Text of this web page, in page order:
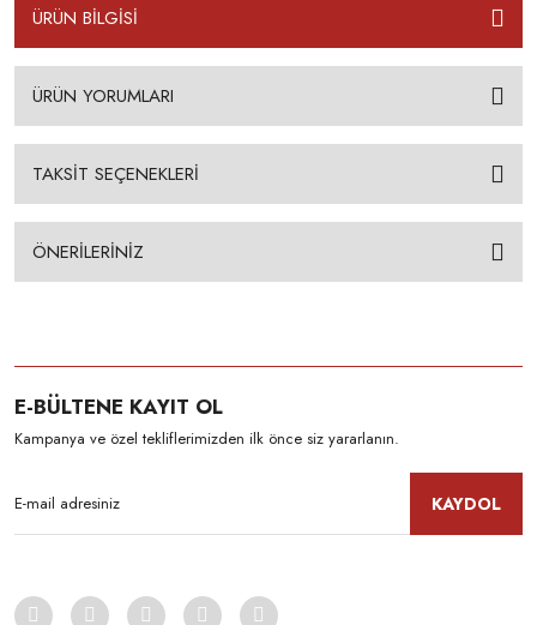
ÜRÜN BİLGİSİ
ÜRÜN YORUMLARI
TAKSİT SEÇENEKLERİ
ÖNERİLERİNİZ
E-BÜLTENE KAYIT OL
Kampanya ve özel tekliflerimizden ilk önce siz yararlanın.
KAYDOL